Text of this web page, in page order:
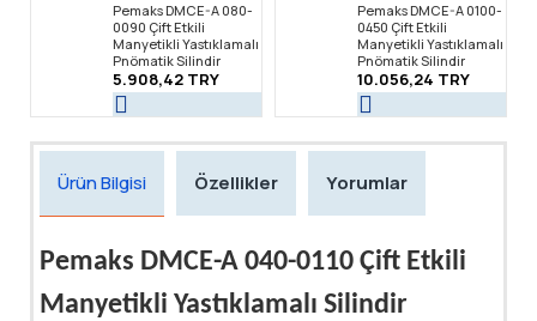
Pemaks DMCE-A 080-
0090 Çift Etkili
Manyetikli Yastıklamalı
Pnömatik Silindir
5.908,42 TRY
Pemaks DMCE-A 0100-
0450 Çift Etkili
Manyetikli Yastıklamalı
Pnömatik Silindir
10.056,24 TRY
Ürün Bilgisi Özellikler Yorumlar
Pemaks DMCE-A 040-0110 Çift Etkili
Manyetikli Yastıklamalı Silindir